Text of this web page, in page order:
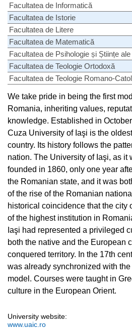
Facultatea de Informatică
Facultatea de Istorie
Facultatea de Litere
Facultatea de Matematică
Facultatea de Psihologie și Științe
Facultatea de Teologie Ortodoxă
Facultatea de Teologie Romano-
We take pride in being the first
Romania, inheriting values,
knowledge. Established in
Cuza University of Iaşi is the
country. Its history follows the
nation. The University of Iaşi, as it
founded in 1860, only one year
the Romanian state, and it was
of the rise of the Romanian
historical coincidence that the city
of the highest institution in
Iaşi had represented a privileged
both the native and the European
conquered territory. In the 17th
was already synchronized with
model. Courses were taught in
culture in the European Orient.
University website:
www.uaic.ro